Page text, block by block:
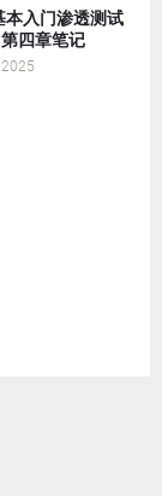
本入门渗透测试
四章笔记